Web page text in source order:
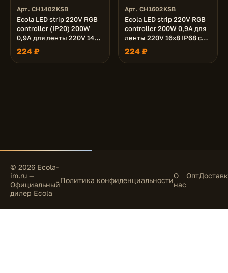
Арт. CH1402KSB
Ecola LED strip 220V RGB
controller (IP20) 200W
0,9A для ленты 220V 14x7
IP68 с кнопкой
переключения режимов
224 ₽
Арт. CH1602KSB
Ecola LED strip 220V RGB
controller 200W 0,9A для
ленты 220V 16x8 IP68 с
кнопкой переключения
режимов
224 ₽
© 2026 Ecola-
im.ru —
Официальный
дилер Ecola
Политика конфиденциальностиО
нас
Опт